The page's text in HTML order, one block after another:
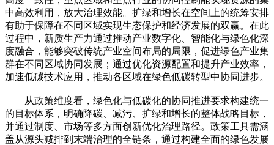
中高效利用，放大治理效能。扩绿和增长在空间上的统筹安排
有助于保障在不同区域实现生态保护和经济发展的双赢。在此
过程中，新质生产力通过推动产业数字化、智能化与绿色化深
度融合，能够突破传统产业空间布局的局限，促进绿色产业集
群在不同区域协同发展；通过优化资源配置和提升产业效率，
加速低碳技术应用，推动各区域在绿色低碳转型中协同进步。
从政策维度看，绿色化与低碳化的协同推进要求构建统一
的目标体系，明确降碳、减污、扩绿和增长的整体战略目标，
并通过制度、市场等多方面创新优化治理路径。政策工具需涵
盖从源头减排到末端治理的全链条，通过构建全面的绿色发展